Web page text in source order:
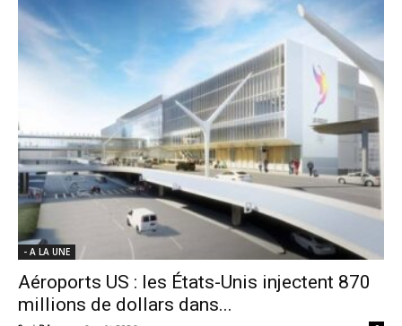
- A LA UNE
Aéroports US : les États-Unis injectent 870
millions de dollars dans...